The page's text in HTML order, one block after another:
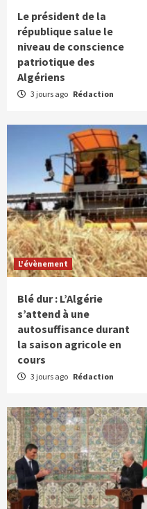
Le président de la
république salue le
niveau de conscience
patriotique des
Algériens
3 jours ago Rédaction
L'évènement
Blé dur : L’Algérie
s’attend à une
autosuffisance durant
la saison agricole en
cours
3 jours ago Rédaction